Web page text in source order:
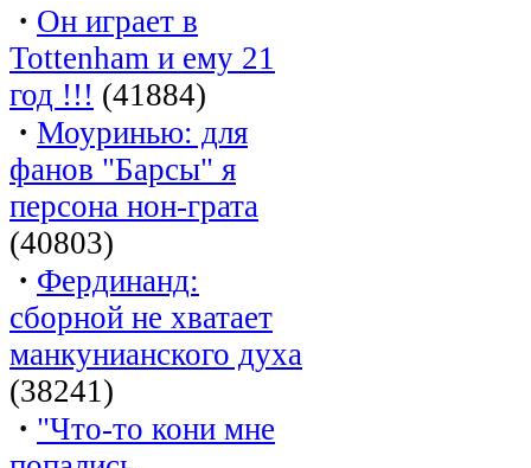
· Он играет в
Tottenham и ему 21
год !!! (41884)
· Моуринью: для
фанов "Барсы" я
персона нон-грата
(40803)
· Фердинанд:
сборной не хватает
манкунианского духа
(38241)
· "Что-то кони мне